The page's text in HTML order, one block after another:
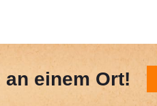
einem Ort!